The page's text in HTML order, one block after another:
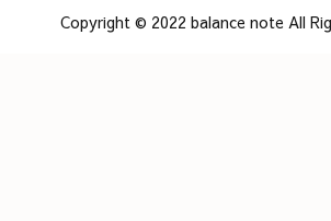
Copyright © 2022 balance note All